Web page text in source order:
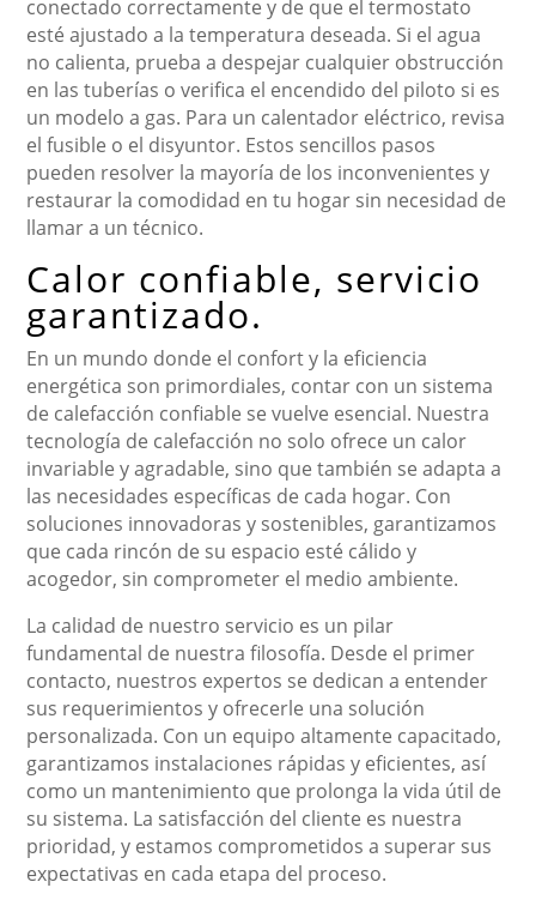
conectado correctamente y de que el termostato
esté ajustado a la temperatura deseada. Si el agua
no calienta, prueba a despejar cualquier obstrucción
en las tuberías o verifica el encendido del piloto si es
un modelo a gas. Para un calentador eléctrico, revisa
el fusible o el disyuntor. Estos sencillos pasos
pueden resolver la mayoría de los inconvenientes y
restaurar la comodidad en tu hogar sin necesidad de
llamar a un técnico.
Calor confiable, servicio
garantizado.
En un mundo donde el confort y la eficiencia
energética son primordiales, contar con un sistema
de calefacción confiable se vuelve esencial. Nuestra
tecnología de calefacción no solo ofrece un calor
invariable y agradable, sino que también se adapta a
las necesidades específicas de cada hogar. Con
soluciones innovadoras y sostenibles, garantizamos
que cada rincón de su espacio esté cálido y
acogedor, sin comprometer el medio ambiente.
La calidad de nuestro servicio es un pilar
fundamental de nuestra filosofía. Desde el primer
contacto, nuestros expertos se dedican a entender
sus requerimientos y ofrecerle una solución
personalizada. Con un equipo altamente capacitado,
garantizamos instalaciones rápidas y eficientes, así
como un mantenimiento que prolonga la vida útil de
su sistema. La satisfacción del cliente es nuestra
prioridad, y estamos comprometidos a superar sus
expectativas en cada etapa del proceso.